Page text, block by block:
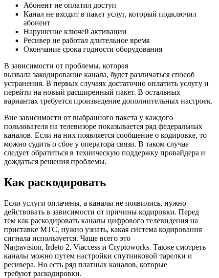
Абонент не оплатил доступ
Канал не входит в пакет услуг, который подключил
абонент
Нарушение ключей активации
Ресивер не работал длительное время
Окончание срока годности оборудования
В зависимости от проблемы, которая
вызвала закодирование канала, будет различаться способ
устранения. В первых случаях достаточно оплатить услугу и
перейти на новый расширенный пакет. В остальных
вариантах требуется произведение дополнительных настроек.
Вне зависимости от выбранного пакета у каждого
пользователя на телевизоре показывается ряд федеральных
каналов. Если на них появляется сообщение о кодировке, то
можно судить о сбое у оператора связи. В таком случае
следует обратиться в техническую поддержку провайдера и
дождаться решения проблемы.
Как раскодировать
Если услуги оплачены, а каналы не появились, нужно
действовать в зависимости от причины кодировки. Перед
тем как раскодировать каналы цифрового телевидения на
приставке МТС, нужно узнать, какая система кодирования
сигнала используется. Чаще всего это
Nagravision, Irdeto 2, Viaccess и Cryptoworks. Также смотреть
каналы можно путем настройки спутниковой тарелки и
ресивера. Но есть ряд платных каналов, которые
требуют раскодировки.